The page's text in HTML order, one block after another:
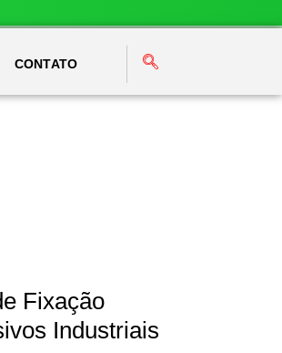
CONTATO
Fixação
Industriais